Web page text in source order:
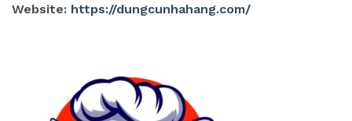
Website: https://dungcunhahang.com/